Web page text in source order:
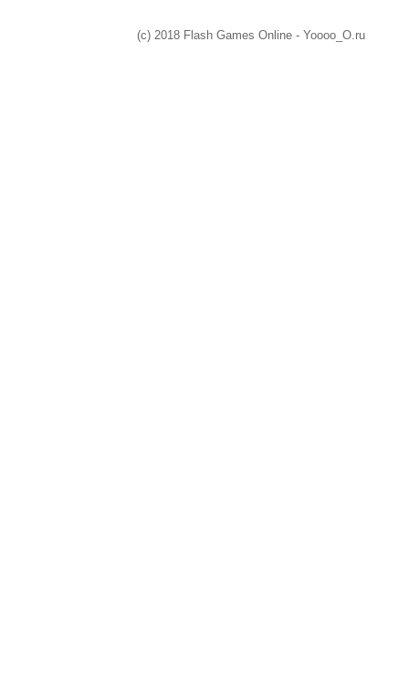
(c) 2018 Flash Games Online - Yoooo_O.ru